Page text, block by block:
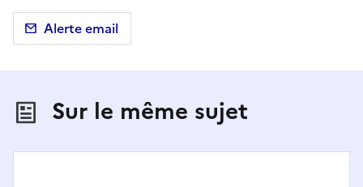
Alerte email
Sur le même sujet